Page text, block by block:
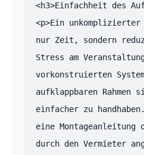
<h3>Einfachheit des
<p>Ein
nur Zeit, sondern
Stress am
vorkonstruierten
aufklappbaren
einfacher zu
eine Montageanleitung
durch den Vermieter